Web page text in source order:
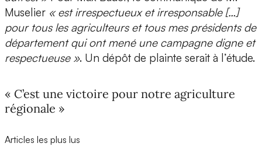
Muselier « est irrespectueux et irresponsable […]
pour tous les agriculteurs et tous mes présidents de
département qui ont mené une campagne digne et
respectueuse ». Un dépôt de plainte serait à l’étude.
« C’est une victoire pour notre agriculture
régionale »
Articles les plus lus